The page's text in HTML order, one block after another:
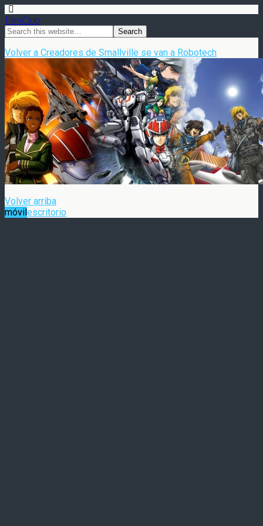
FilmClub
Volver a Creadores de Smallville se van a Robotech
Volver arriba
móvilescritorio